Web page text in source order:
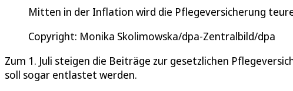
Mitten in der Inflation wird die Pflegeversicherung
Copyright: Monika Skolimowska/dpa-Zentralbild/dpa
Zum 1. Juli steigen die Beiträge zur gesetzlichen
soll sogar entlastet werden.